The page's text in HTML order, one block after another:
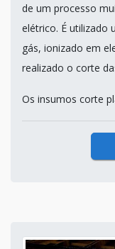
de um processo
elétrico. É utilizado
gás, ionizado em
realizado o corte
Os insumos corte